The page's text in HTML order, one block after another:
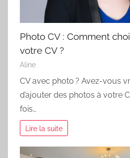
Photo CV : Comment
votre CV ?
Aline
CV avec photo ? Avez-vous
d’ajouter des photos à votre
fois…
Lire la suite